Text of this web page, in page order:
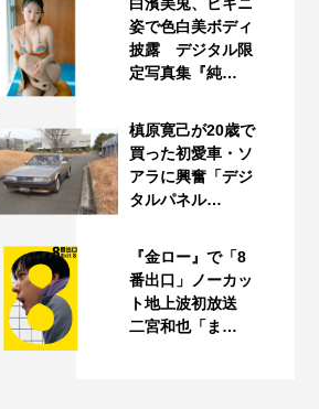
姿で色白美ボディ
披露 デジタル限
定写真集『純…
槙原寛己が20歳で
買った初愛車・ソ
アラに興奮「デジ
タルパネル…
『金ロー』で「8
番出口」ノーカッ
ト地上波初放送
二宮和也「ま…